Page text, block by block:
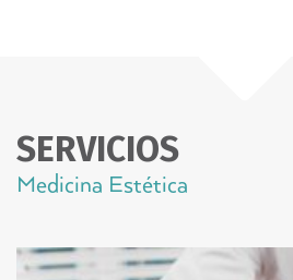
SERVICIOS
Medicina Estética